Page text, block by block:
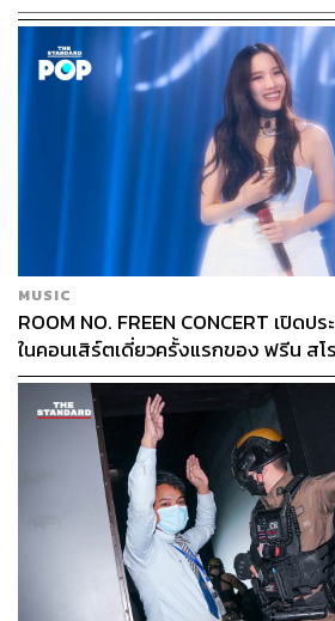
เรียกได้ว่าดุเดือดกันทุกฝ่ายตั้งแต่สเตจ
ติดตามชมและร่วมเป็นกำลังใจให้เหล่
ระหว่างที่กำลังเตรียมตัวรอชมรายกา
พรุ่งนี้ ขอชวนทุกคนไปวอร์มอัพด้วยกา
ไลน์อัพแรกสุดอลังการจากงานMnet
2020 (MAMA) กันก่อนได้ที่นี่
[2020 MAMA] THE BOYZ X
Kids_Triangular Fight
MUSIC
ROOM NO. FREEN CONCERT เปิดป
ในคอนเสิร์ตเดี่ยวครั้งแรกของ ฟรีน สโ